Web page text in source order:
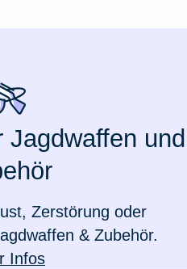
und
Zerstörung oder
& Zubehör.
Infos